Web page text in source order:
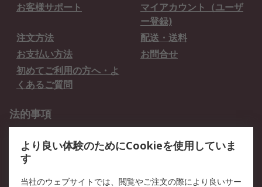
お客様サポート
マイアカウント（ユーザ
ー登録)
注文方法
配送・送料
お支払い方法
お問合せ
初めてご利用の方へ・よ
くあるご質問
法的事項
クッキーポリシー
RSについて
より良い体験のためにCookieを使用していま
す
当社のウェブサイトでは、閲覧やご注文の際により良いサー